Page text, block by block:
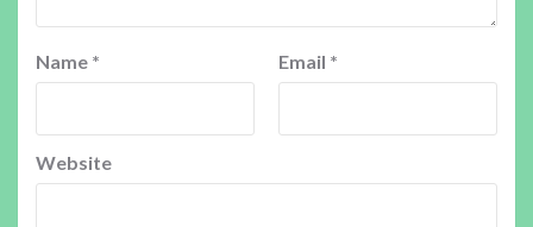
Name * Email *
Website